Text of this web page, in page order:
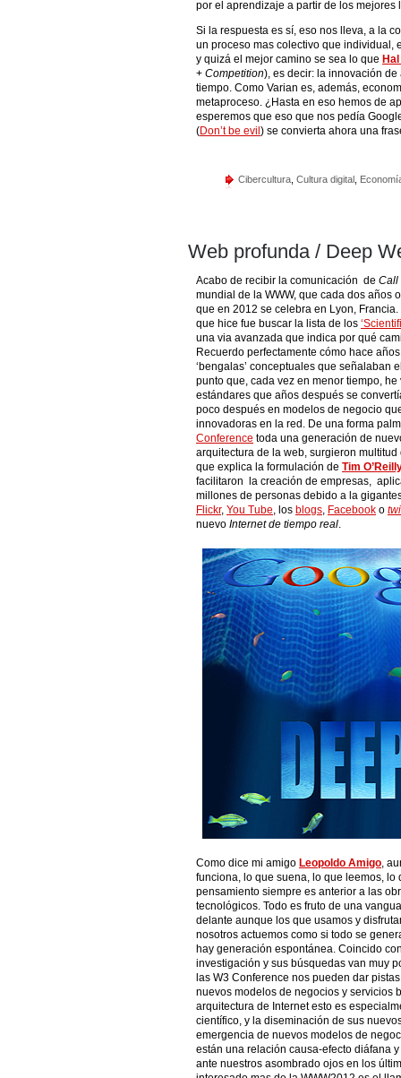
por el aprendizaje a partir de los mejores
Si la respuesta es sí, eso nos lleva, a la
un proceso mas colectivo que individual,
y quizá el mejor camino se sea lo que
+ Competition), es decir: la innovación
tiempo. Como Varian es, además,
metaproceso. ¿Hasta en eso hemos de
esperemos que eso que nos pedía
(Don’t be evil ) se convierta ahora una
Cibercultura Cultura digital
Web profunda / Deep
Acabo de recibir la comunicación de Call
mundial de la WWW, que cada dos años
que en 2012 se celebra en Lyon,
que hice fue buscar la lista de los
una via avanzada que indica por qué
Recuerdo perfectamente cómo hace
‘bengalas’ conceptuales que señalaban
punto que, cada vez en menor tiempo,
estándares que años después se
poco después en modelos de negocio
innovadoras en la red. De una forma
Conference toda una generación de
arquitectura de la web, surgieron
que explica la formulación de Tim
facilitaron la creación de empresas,
millones de personas debido a la
Flickr, You Tube, los blogs, Facebook o
nuevo Internet de tiempo real.
Como dice mi amigo Leopoldo Amigo,
funciona, lo que suena, lo que leemos,
pensamiento siempre es anterior a las
tecnológicos. Todo es fruto de una
delante aunque los que usamos y
nosotros actuemos como si todo se
hay generación espontánea. Coincido
investigación y sus búsquedas van muy
las W3 Conference nos pueden dar
nuevos modelos de negocios y servicios
arquitectura de Internet esto es
científico, y la diseminación de sus
emergencia de nuevos modelos de
están una relación causa-efecto diáfana
ante nuestros asombrado ojos en los